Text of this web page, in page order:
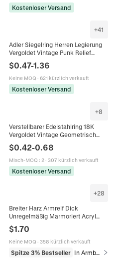
Kostenloser Versand
+41
Adler Siegelring Herren Legierung
Vergoldet Vintage Punk Relief
Carving Tiermotiv Biker Hip Hop
Schmuck
$0.47-1.36
Keine MOQ · 621 kürzlich verkauft
Kostenloser Versand
+8
Verstellbarer Edelstahlring 18K
Vergoldet Vintage Geometrisch
Für Damen
$0.42-0.68
Misch-MOQ : 2· 307 kürzlich verkauft
Kostenloser Versand
+28
Breiter Harz Armreif Dick
Unregelmäßig Marmoriert Acryl
Handring Vintage Minimalistisch
Mode Schmuck Für Frauen
$1.70
Keine MOQ · 358 kürzlich verkauft
Spitze 3% Bestseller In Armbänder